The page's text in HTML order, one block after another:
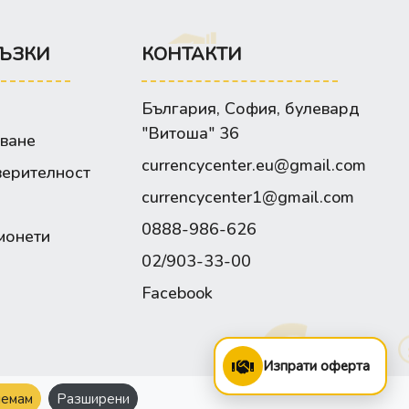
КОНТАКТИ
България, София, булевард
"Витоша" 36
currencycenter.eu@gmail.com
currencycenter1@gmail.com
0888-986-626
02/903-33-00
Facebook
Изпрати оферта
Разширени